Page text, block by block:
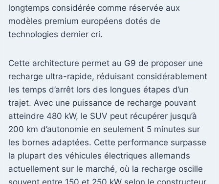
longtemps considérée comme réservée aux
modèles premium européens dotés de
technologies dernier cri.
Cette architecture permet au G9 de proposer une
recharge ultra-rapide, réduisant considérablement
les temps d’arrêt lors des longues étapes d’un
trajet. Avec une puissance de recharge pouvant
atteindre 480 kW, le SUV peut récupérer jusqu’à
200 km d’autonomie en seulement 5 minutes sur
les bornes adaptées. Cette performance surpasse
la plupart des véhicules électriques allemands
actuellement sur le marché, où la recharge oscille
souvent entre 150 et 250 kW selon le constructeur.